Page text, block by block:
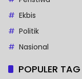
Ekbis
Politik
Nasional
POPULER TAG